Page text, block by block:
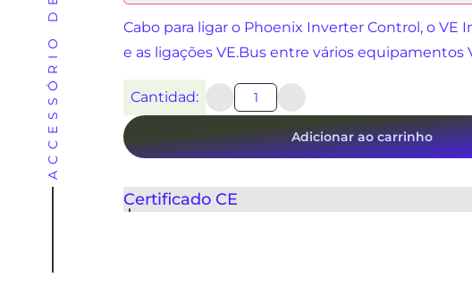
Cabo para ligar o Phoenix Inverter Control, o VE
e as ligações VE.Bus entre vários equipamentos
Cantidad:
Adicionar ao carrinho
Certificado CE